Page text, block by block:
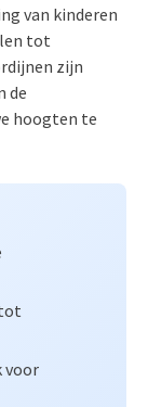
van kinderen
tot
zijn
de
hoogten te
voor